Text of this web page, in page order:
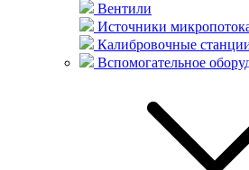
Вентили
Источники
Калибровочные
Вспомогательное